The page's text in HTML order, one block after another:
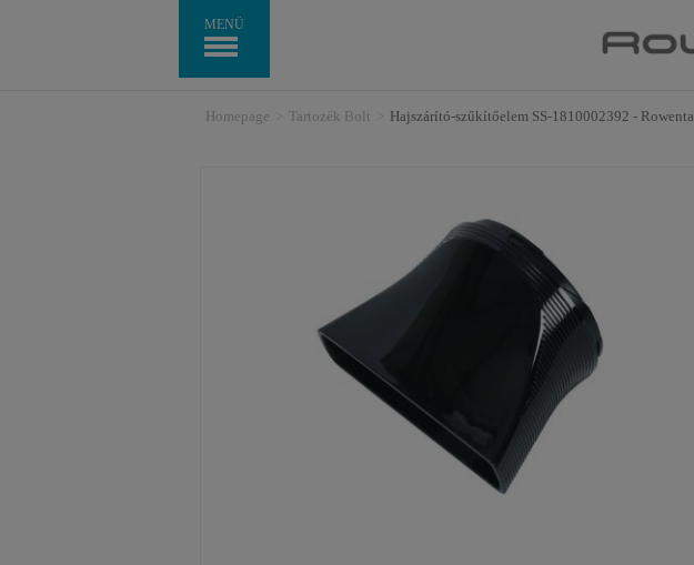
MENÜ
Homepage Tartozék Bolt Hajszárító-szűkítőelem SS-1810002392 - Rowenta